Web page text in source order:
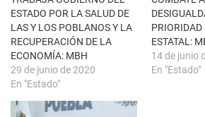
t
a
n
a
n
u
e
v
a
)
(
S
e
a
b
r
e
e
n
a
ESTADO POR LA SALUD DE
LAS Y LOS POBLANOS Y LA
RECUPERACIÓN DE LA
ECONOMÍA: MBH
29 de junio de 2020
En "Estado"
PRIORIDAD
ESTATAL:
14 de junio
En "Estado"